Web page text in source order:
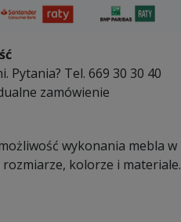
Pytania? Tel. 669 30 30 40
zamówienie
wykonania mebla w
kolorze i materiale.